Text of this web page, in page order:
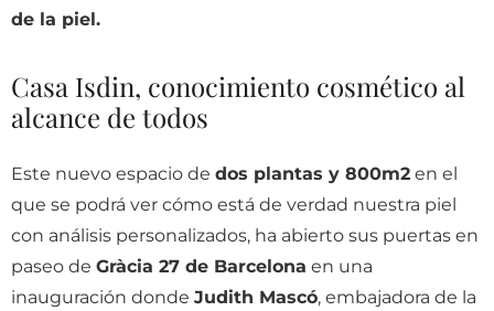
de la piel.
Casa Isdin, conocimiento cosmético al
alcance de todos
Este nuevo espacio de dos plantas y 800m2 en el
que se podrá ver cómo está de verdad nuestra piel
con análisis personalizados, ha abierto sus puertas en
paseo de Gràcia 27 de Barcelona en una
inauguración donde Judith Mascó, embajadora de la